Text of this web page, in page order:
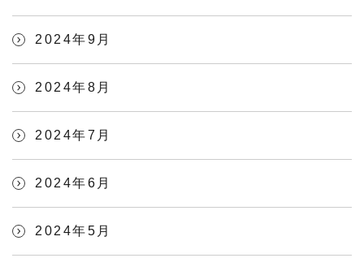
2024年9月
2024年8月
2024年7月
2024年6月
2024年5月